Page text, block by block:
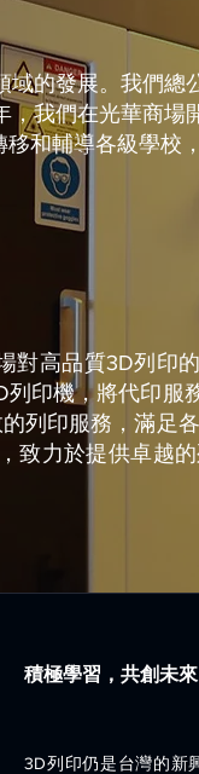
域的發展。我們總
我們在光華商場
和輔導各級學校
對高品質3D列印
印機，將代印服
列印服務，滿足
致力於提供卓越
積極學習，共創未來
3D列印仍是台灣的新